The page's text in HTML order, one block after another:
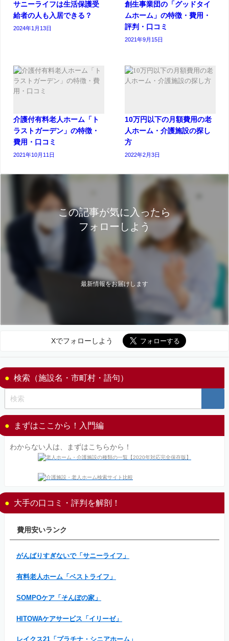
サニーライフは生活保護受
給者の人も入居できる？
2024年1月13日
創生事業団の「グッドタイ
ムホーム」の特徴・費用・
評判・口コミ
2021年9月15日
介護付有料老人ホーム「ト
ラストガーデン」の特徴・
費用・口コミ
2021年10月11日
10万円以下の月額費用の老
人ホーム・介護施設の探し
方
2022年2月3日
この記事が気に入ったら
フォローしよう
最新情報をお届けします
Xでフォローしよう
検索（施設名・市町村・語句）
まずはここから！入門編
わからない人は、まずはこちらから！
大手の口コミ・評判を解剖！
費用安いランク
がんばりすぎないで「サニーライフ」
有料老人ホーム「ベストライフ」
SOMPOケア「そんぽの家」
HITOWAケアサービス「イリーゼ」
レイクス21「プラチナ・シニアホーム」